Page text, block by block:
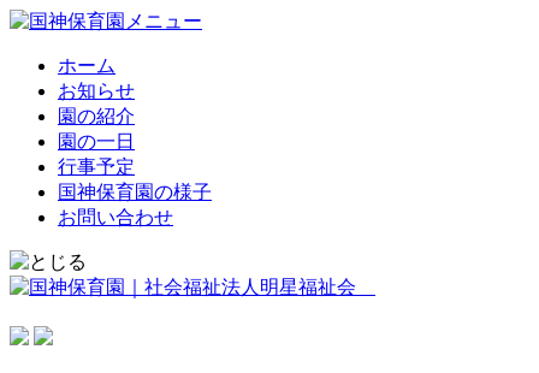
ホーム
お知らせ
園の紹介
園の一日
行事予定
国神保育園の様子
お問い合わせ